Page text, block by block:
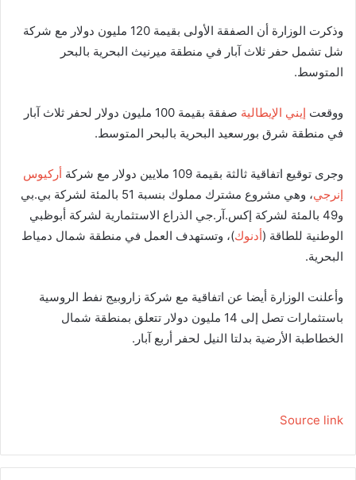
وذكرت الوزارة أن الصفقة الأولى بقيمة 120 مليون دولار مع شركة
شل تشمل حفر ثلاث آبار في منطقة ميرنيث البحرية بالبحر
المتوسط.
ووقعت إيني الإيطالية
صفقة بقيمة 100 مليون دولار لحفر ثلاث آبار
في منطقة شرق بورسعيد البحرية بالبحر المتوسط.
وجرى توقيع اتفاقية ثالثة بقيمة 109 ملايين دولار مع شركة
أركيوس
إنرجي
، وهي مشروع مشترك مملوك بنسبة 51 بالمئة لشركة بي.بي
و49 بالمئة لشركة إكس.آر.جي الذراع الاستثمارية لشركة أبوظبي
الوطنية للطاقة (أدنوك)، وتستهدف العمل في منطقة شمال دمياط
البحرية.
وأعلنت الوزارة أيضا عن اتفاقية مع شركة زاروبيج نفط الروسية
باستثمارات تصل إلى 14 مليون دولار تتعلق بمنطقة شمال
الخطاطبة الأرضية بدلتا النيل لحفر أربع آبار.
Source link